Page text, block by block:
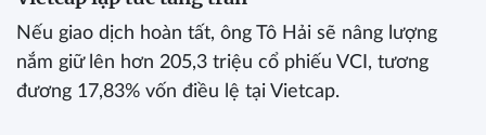
Nếu giao dịch hoàn tất, ông Tô Hải sẽ nâng lượng
nắm giữ lên hơn 205,3 triệu cổ phiếu VCI, tương
đương 17,83% vốn điều lệ tại Vietcap.